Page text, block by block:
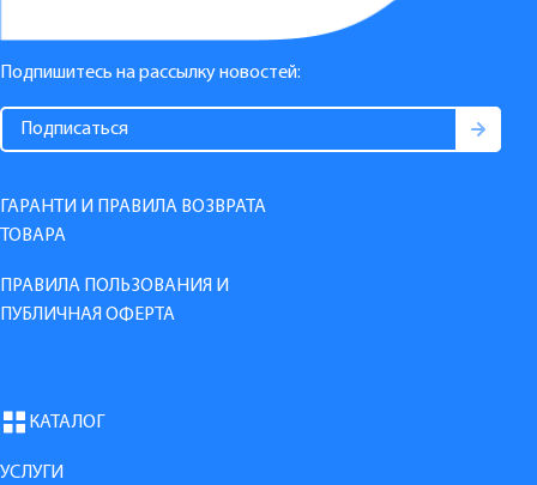
Подпишитесь на рассылку новостей:
ГАРАНТИ И ПРАВИЛА ВОЗВРАТА
ТОВАРА
ПРАВИЛА ПОЛЬЗОВАНИЯ И
ПУБЛИЧНАЯ ОФЕРТА
КАТАЛОГ
УСЛУГИ